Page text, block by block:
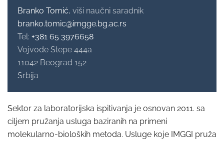
Branko Tomić, viši naučni saradnik
branko.tomic@imgge.bg.ac.rs
Tel: +381 65 3976658
Vojvode Stepe 444a
11042 Beograd 152
Srbija
Sektor za laboratorijska ispitivanja je osnovan 2011. sa
ciljem pružanja usluga baziranih na primeni
molekularno-bioloških metoda. Usluge koje IMGGI pruža